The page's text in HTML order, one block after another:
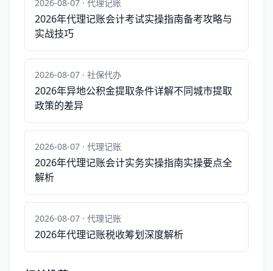
2026-08-07 · 代理记账
2026年代理记账会计考试实操指南备考攻略与
实战技巧
2026-08-07 · 社保代办
2026年异地公积金提取条件详解不同城市提取
政策的差异
2026-08-07 · 代理记账
2026年代理记账会计实务实操指南实操要点全
解析
2026-08-07 · 代理记账
2026年代理记账税收筹划深度解析